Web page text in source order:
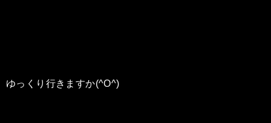
ゆっくり行きますか(^O^)